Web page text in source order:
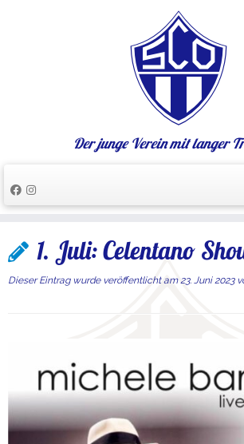
Inhalt
springen
Der junge Verein mit langer
1. Juli: Celentano
Dieser Eintrag wurde veröffentlicht am23. Juni 2023